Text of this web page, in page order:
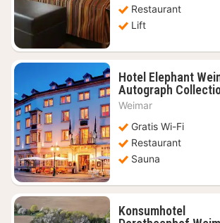
Restaurant
Lift
Hotel Elephant
Autograph
Weimar
Gratis Wi-Fi
Restaurant
Sauna
Konsumhotel